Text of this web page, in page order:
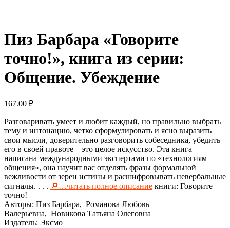
Пиз Барбара «Говорите
точно!», книга из серии:
Общение. Убеждение
167.00 ₽
Разговаривать умеет и любит каждый, но правильно выбрать
тему и интонацию, четко сформулировать и ясно выразить
свои мысли, доверительно разговорить собеседника, убедить
его в своей правоте – это целое искусство. Эта книга
написана международными экспертами по «технологиям
общения», она научит вас отделять фразы формальной
вежливости от зерен истины и расшифровывать невербальные
сигналы. . . . 🔎…читать полное описание книги: Говорите
точно!
Авторы: Пиз Барбара,_Романова Любовь
Валерьевна,_Новикова Татьяна Олеговна
Издатель: Эксмо